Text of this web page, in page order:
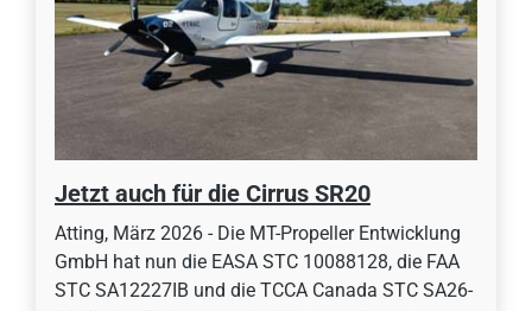
Jetzt auch für die Cirrus SR20
Atting, März 2026 - Die MT-Propeller Entwicklung
GmbH hat nun die EASA STC 10088128, die FAA
STC SA12227IB und die TCCA Canada STC SA26-